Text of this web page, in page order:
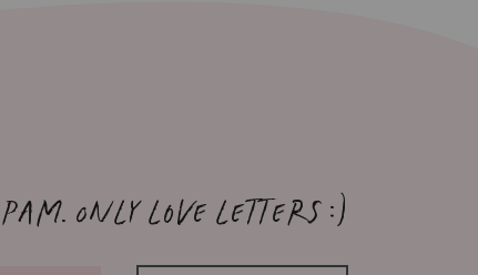
Only love letters :)